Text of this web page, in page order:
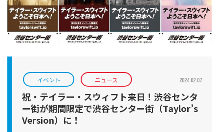
イベント ニュース 2024.02.07
祝・テイラー・スウィフト来日！渋谷センタ
ー街が期間限定で渋谷センター街（Taylor’s
Version）に！